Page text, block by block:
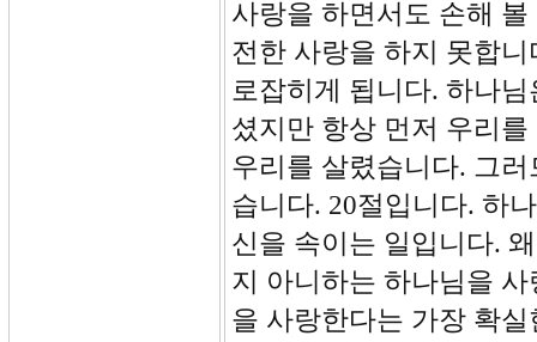
사랑을 하면서도 손해
전한 사랑을 하지 못합
로잡히게 됩니다. 하나
셨지만 항상 먼저 우리
우리를 살렸습니다. 그
습니다. 20절입니다. 하
신을 속이는 일입니다.
지 아니하는 하나님을
을 사랑한다는 가장 확